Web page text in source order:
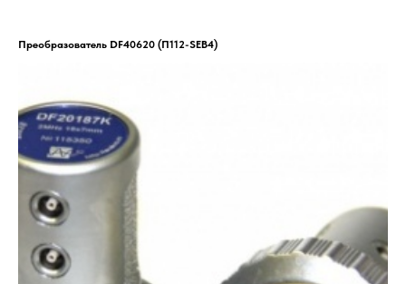
Преобразователь DF40620 (П112-SEB4)